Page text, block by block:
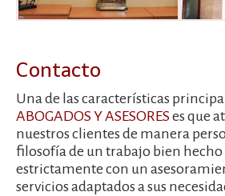
Contacto
Una de las características
ABOGADOS Y ASESORESes que
nuestros clientes de manera
filosofía de un trabajo bien hecho
estrictamente con un
servicios adaptados a sus